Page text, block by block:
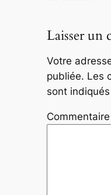
Laisser un
Votre
publiée. Les
sont
Commentaire